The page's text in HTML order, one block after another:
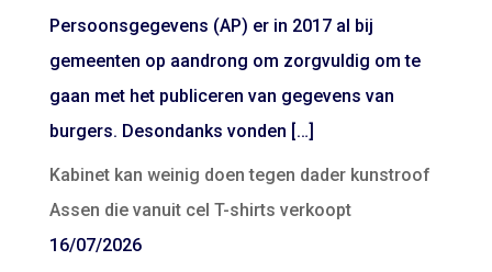
Persoonsgegevens (AP) er in 2017 al bij
gemeenten op aandrong om zorgvuldig om te
gaan met het publiceren van gegevens van
burgers. Desondanks vonden […]
Kabinet kan weinig doen tegen dader kunstroof
Assen die vanuit cel T-shirts verkoopt
16/07/2026